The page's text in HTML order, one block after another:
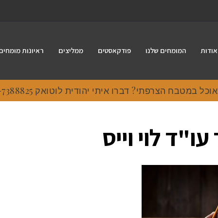
אודות המומחים שלנו פודקאסטים ממליצים ראיונות
במטבח הצרפתי? דברו איתי יהודית לוטואק 054-7388825.
לוי וייס